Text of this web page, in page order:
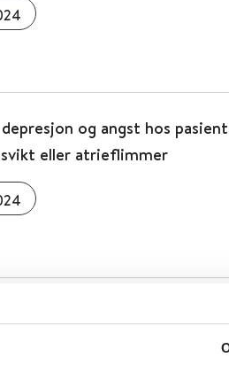
og angst hos
eller atrieflimmer